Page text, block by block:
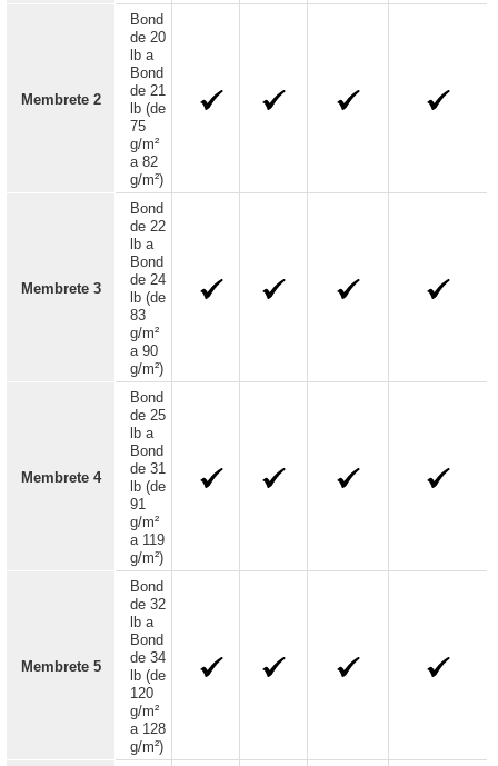
Membrete 2
Bond
de 20
lb a
Bond
de 21
lb (de
75
g/m²
a 82
g/m²)
Membrete 3
Bond
de 22
lb a
Bond
de 24
lb (de
83
g/m²
a 90
g/m²)
Membrete 4
Bond
de 25
lb a
Bond
de 31
lb (de
91
g/m²
a 119
g/m²)
Membrete 5
Bond
de 32
lb a
Bond
de 34
lb (de
120
g/m²
a 128
g/m²)